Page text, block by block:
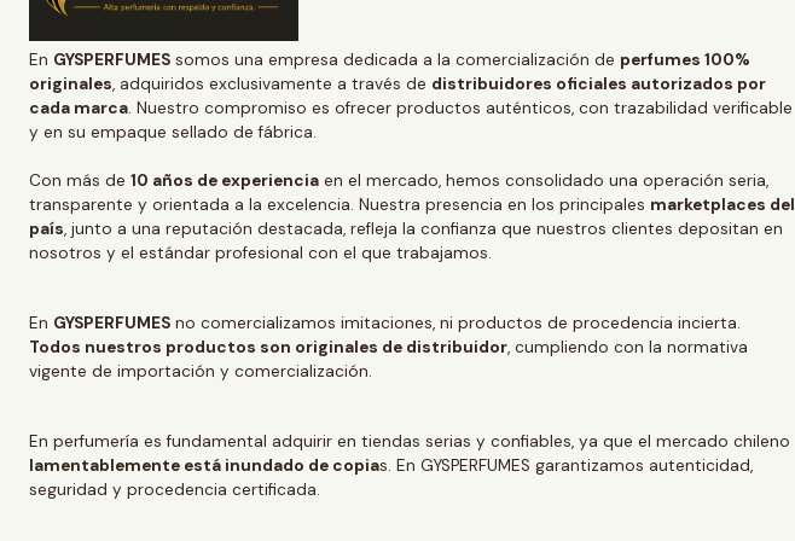
En GYSPERFUMES somos una empresa dedicada a la comercialización de perfumes 100%
originales, adquiridos exclusivamente a través de distribuidores oficiales autorizados por
cada marca. Nuestro compromiso es ofrecer productos auténticos, con trazabilidad verificable
y en su empaque sellado de fábrica.
Con más de 10 años de experiencia en el mercado, hemos consolidado una operación seria,
transparente y orientada a la excelencia. Nuestra presencia en los principales marketplaces del
país, junto a una reputación destacada, refleja la confianza que nuestros clientes depositan en
nosotros y el estándar profesional con el que trabajamos.
En GYSPERFUMES no comercializamos imitaciones, ni productos de procedencia incierta.
Todos nuestros productos son originales de distribuidor, cumpliendo con la normativa
vigente de importación y comercialización.
En perfumería es fundamental adquirir en tiendas serias y confiables, ya que el mercado chileno
lamentablemente está inundado de copias. En GYSPERFUMES garantizamos autenticidad,
seguridad y procedencia certificada.